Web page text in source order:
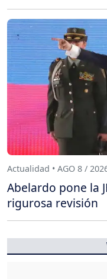
Actualidad • AGO 8 /
Abelardo pone la
rigurosa revisión